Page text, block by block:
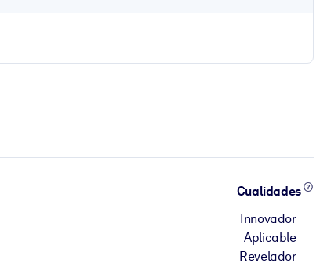
Cualidades
Innovador
Aplicable
Revelador